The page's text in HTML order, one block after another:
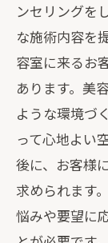
ンセリングを
な施術内容を
容室に来るお
あります。美
ような環境づ
って心地よい
後に、お客様
求められます
悩みや要望に